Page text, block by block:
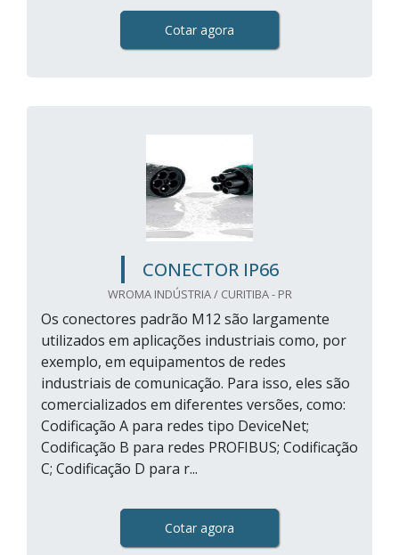
Cotar agora
CONECTOR IP66
WROMA INDÚSTRIA / CURITIBA - PR
Os conectores padrão M12 são largamente
utilizados em aplicações industriais como, por
exemplo, em equipamentos de redes
industriais de comunicação. Para isso, eles são
comercializados em diferentes versões, como:
Codificação A para redes tipo DeviceNet;
Codificação B para redes PROFIBUS; Codificação
C; Codificação D para r...
Cotar agora